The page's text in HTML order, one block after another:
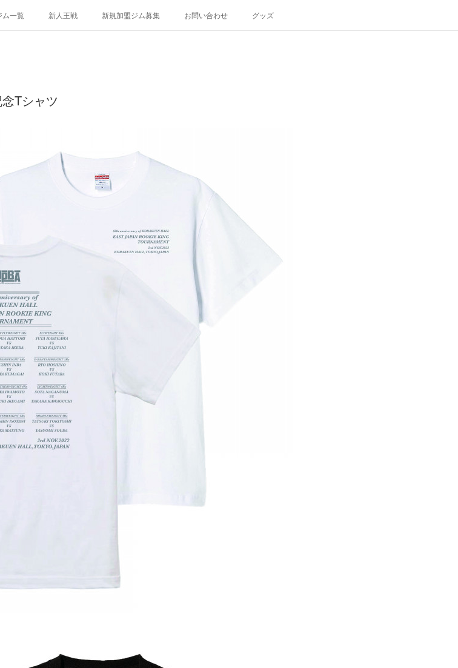
ム一覧 新人王戦 新規加盟ジム募集 お問い合わせ グッズ
Tシャツ